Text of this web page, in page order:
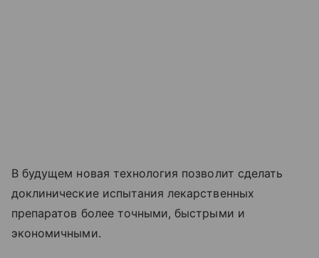
В будущем новая технология позволит сделать
доклинические испытания лекарственных
препаратов более точными, быстрыми и
экономичными.